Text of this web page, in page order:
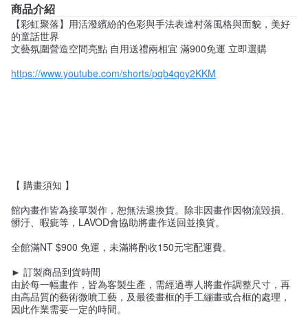
商品介紹
【彩虹聚落】用活潑繽紛的色彩與手法表達村落風格與面貌，美好
的童話世界
文藝氛圍營造空間亮點 自用送禮兩相宜 滿900免運 立即選購
https://www.youtube.com/shorts/pqb4qoy2KKM
【 購畫須知 】
館內畫作皆為接單製作，恕無法退換貨。除非因畫作因物流毀損、
髒汙、暇疵等，LAVOD會協助將畫作送回並換貨。
全館滿NT $900 免運，未滿將酌收150元宅配運費。
► 訂製商品到貨時間
由於每一幅畫作，皆為客製生產，需經過專人將畫作調整尺寸，再
由高品質的藝術微噴工藝，及最後畫框的手工繃畫或合框的處理，
因此作業需要一定的時間。